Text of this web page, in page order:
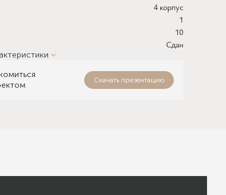
4 корпус
1
10
Сдан
Скачать презентацию